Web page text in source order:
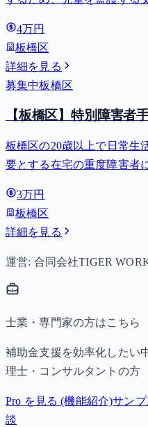
4万円
板橋区
詳細を見る
募集中板橋区
【板橋区】特別障害者
板橋区の20歳以上で日常生
要とする在宅の重度障害者
3万円
板橋区
詳細を見る
運営: 合同会社TIGER
士業・専門家の方はこちら
補助金支援を効率化したい
理士・コンサルタントの方
Pro を見る (機能紹介)サン
談